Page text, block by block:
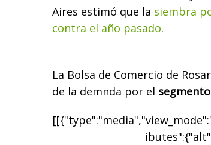
Aires estimó que la siembra
contra el año pasado.
La Bolsa de Comercio de
de la demnda por el